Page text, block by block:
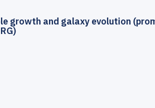
growth and galaxy evolution